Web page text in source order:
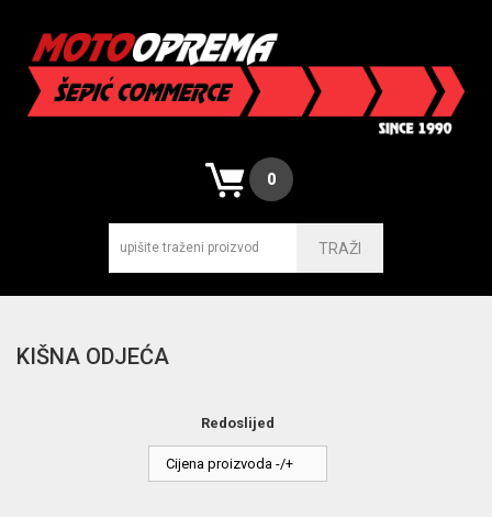
0
TRAŽI
KIŠNA ODJEĆA
Redoslijed
Cijena proizvoda -/+